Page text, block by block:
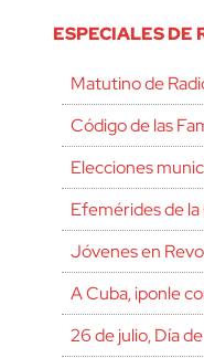
ESPECIALES DE
Matutino de
Código de las
Elecciones
Efemérides de
Jóvenes en
A Cuba, ¡ponle
26 de julio, Día